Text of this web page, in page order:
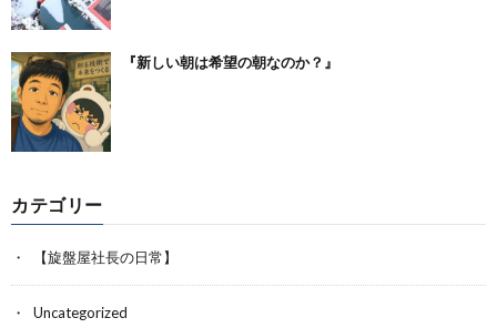
『新しい朝は希望の朝なのか？』
カテゴリー
【旋盤屋社長の日常】
Uncategorized